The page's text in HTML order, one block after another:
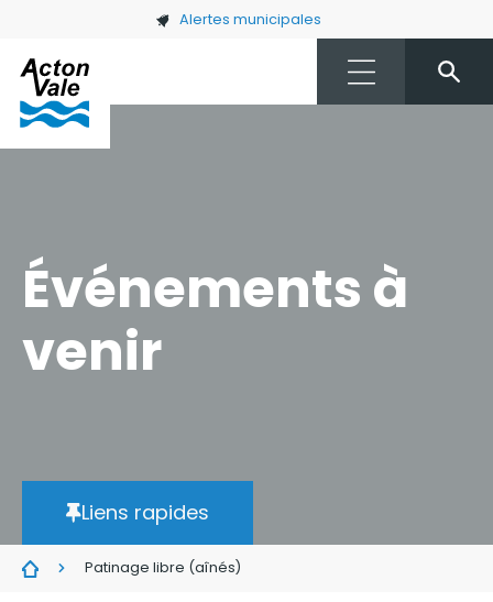
Skip to main content Alertes municipales
Événements à
venir
Liens rapides
Patinage libre (aînés)